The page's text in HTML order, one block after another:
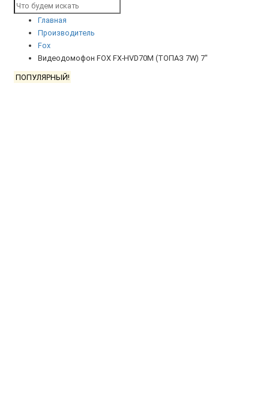
Главная
Производитель
Fox
Видеодомофон FOX FX-HVD70М (ТОПАЗ 7W) 7"
ПОПУЛЯРНЫЙ!